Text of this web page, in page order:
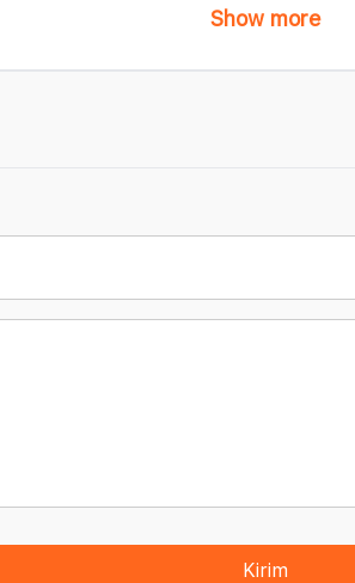
Show more
Kirim